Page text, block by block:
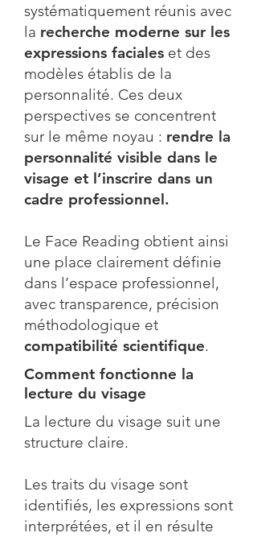
systématiquement réunis avec
la recherche moderne sur les
expressions faciales et des
modèles établis de la
personnalité. Ces deux
perspectives se concentrent
sur le même noyau : rendre la
personnalité visible dans le
visage et l’inscrire dans un
cadre professionnel.
Le Face Reading obtient ainsi
une place clairement définie
dans l’espace professionnel,
avec transparence, précision
méthodologique et
compatibilité scientifique.
Comment fonctionne la
lecture du visage
La lecture du visage suit une
structure claire.
Les traits du visage sont
identifiés, les expressions sont
interprétées, et il en résulte